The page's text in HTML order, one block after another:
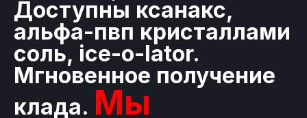
Доступны ксанакс,
альфа-пвп кристаллами
соль, ice-o-lator.
Мгновенное получение
клада. Мы